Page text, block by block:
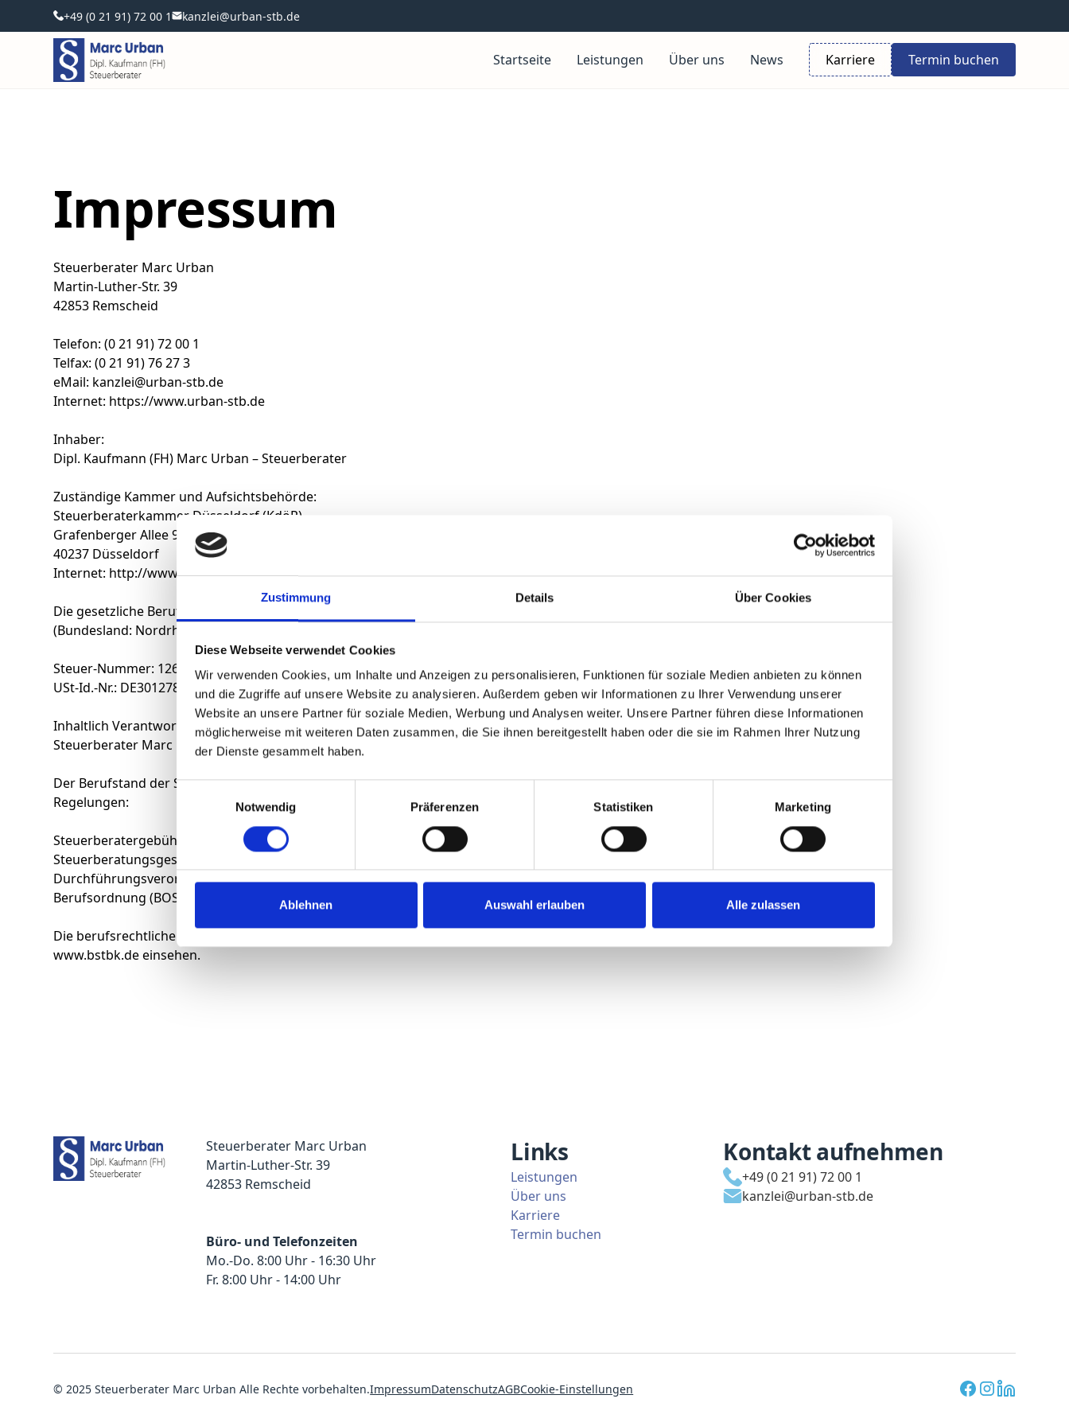
Zustimmung Details Über Cookies
Diese Webseite verwendet Cookies
Wir verwenden Cookies, um Inhalte und Anzeigen zu personalisieren, Funktionen für soziale Medien anbieten zu können
und die Zugriffe auf unsere Website zu analysieren. Außerdem geben wir Informationen zu Ihrer Verwendung unserer
Website an unsere Partner für soziale Medien, Werbung und Analysen weiter. Unsere Partner führen diese Informationen
möglicherweise mit weiteren Daten zusammen, die Sie ihnen bereitgestellt haben oder die sie im Rahmen Ihrer Nutzung
der Dienste gesammelt haben.
Einwilligungsauswahl
Notwendig
Präferenzen Statistiken Marketing
Ablehnen Auswahl erlauben Alle zulassen
+49 (0 21 91) 72 00 1 kanzlei@urban-stb.de
Startseite Leistungen Über uns News Karriere Termin buchen
Impressum
Steuerberater Marc Urban
Martin-Luther-Str. 39
42853 Remscheid
Telefon: (0 21 91) 72 00 1
Telfax: (0 21 91) 76 27 3
eMail: kanzlei@urban-stb.de
Internet: https://www.urban-stb.de
Inhaber:
Dipl. Kaufmann (FH) Marc Urban – Steuerberater
Zuständige Kammer und Aufsichtsbehörde:
Steuerberaterkammer Düsseldorf (KdöR)
Grafenberger Allee 98
40237 Düsseldorf
Internet: http://www.stbk-duesseldorf.de
Die gesetzliche Berufsbezeichnung 'Steuerberater' wurde in der Bundesrepublik Deutschland
(Bundesland: Nordrhein-Westfalen) verliehen.
Steuer-Nummer: 126/5180/1199
USt-Id.-Nr.: DE301278679
Inhaltlich Verantwortlicher gemäß § 10 Absatz 3 MDStV:
Steuerberater Marc Urban (Anschrift wie oben)
Der Berufstand der Steuerberater unterliegt im Wesentlichen den nachstehenden gesetzlichen
Regelungen:
Steuerberatergebührenverordnung (StBGebV)
Steuerberatungsgesetz (StBerG)
Durchführungsverordnung Steuerberatungsgesetz (DVStBG)
Berufsordnung (BOStB)
Die berufsrechtlichen Regelungen können Sie bei der Bundessteuerberaterkammer unter
www.bstbk.deeinsehen.
Steuerberater Marc Urban
Martin-Luther-Str. 39
42853 Remscheid
Büro- und Telefonzeiten
Mo.-Do. 8:00 Uhr - 16:30 Uhr
Fr. 8:00 Uhr - 14:00 Uhr
Links
Leistungen
Über uns
Karriere
Termin buchen
Kontakt aufnehmen
+49 (0 21 91) 72 00 1
kanzlei@urban-stb.de
© 2025 Steuerberater Marc Urban Alle Rechte vorbehalten.ImpressumDatenschutzAGBCookie-Einstellungen